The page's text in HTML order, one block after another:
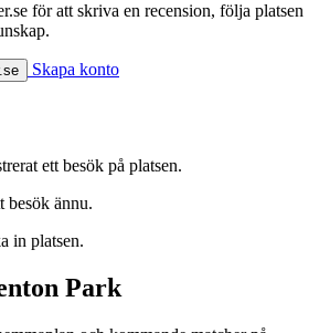
för att skriva en recension, följa platsen
Skapa konto
ett besök på platsen.
besök ännu.
in platsen.
Park